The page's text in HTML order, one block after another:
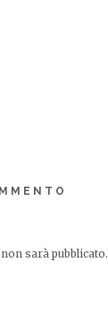
sarà pubblicato.